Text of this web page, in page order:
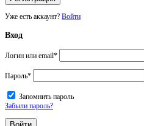
Уже есть аккаунт? Войти
Вход
Логин или email*
Пароль*
Запомнить пароль
Забыли пароль?